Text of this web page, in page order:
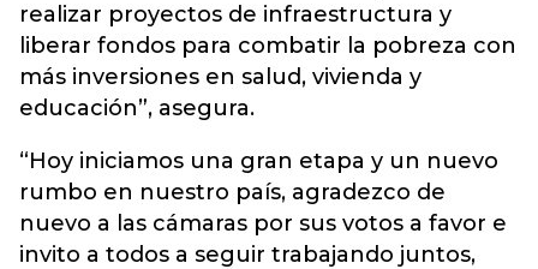
realizar proyectos de infraestructura y
liberar fondos para combatir la pobreza con
más inversiones en salud, vivienda y
educación”, asegura.
“Hoy iniciamos una gran etapa y un nuevo
rumbo en nuestro país, agradezco de
nuevo a las cámaras por sus votos a favor e
invito a todos a seguir trabajando juntos,